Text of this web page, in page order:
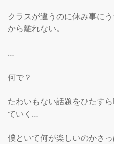
クラスが違うのに休み事に
から離れない。
…
何で？
たわいもない話題をひたす
ていく…
僕といて何が楽しいのかさ